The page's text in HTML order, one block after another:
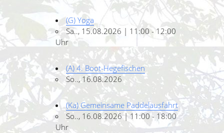
(G) Yoga
Sa.., 15.08.2026 | 11:00 - 12:00
Uhr
(A) 4. Boot-Hegefischen
So.., 16.08.2026
(Ka) Gemeinsame Paddelausfahrt
So.., 16.08.2026 | 11:00 - 18:00
Uhr